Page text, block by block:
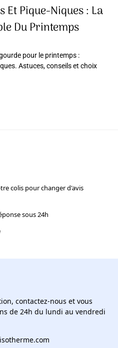
Et Pique-Niques : La
Du Printemps
pour le printemps :
Astuces, conseils et choix
colis pour changer d'avis
sous 24h
contactez-nous et vous
de 24h du lundi au vendredi